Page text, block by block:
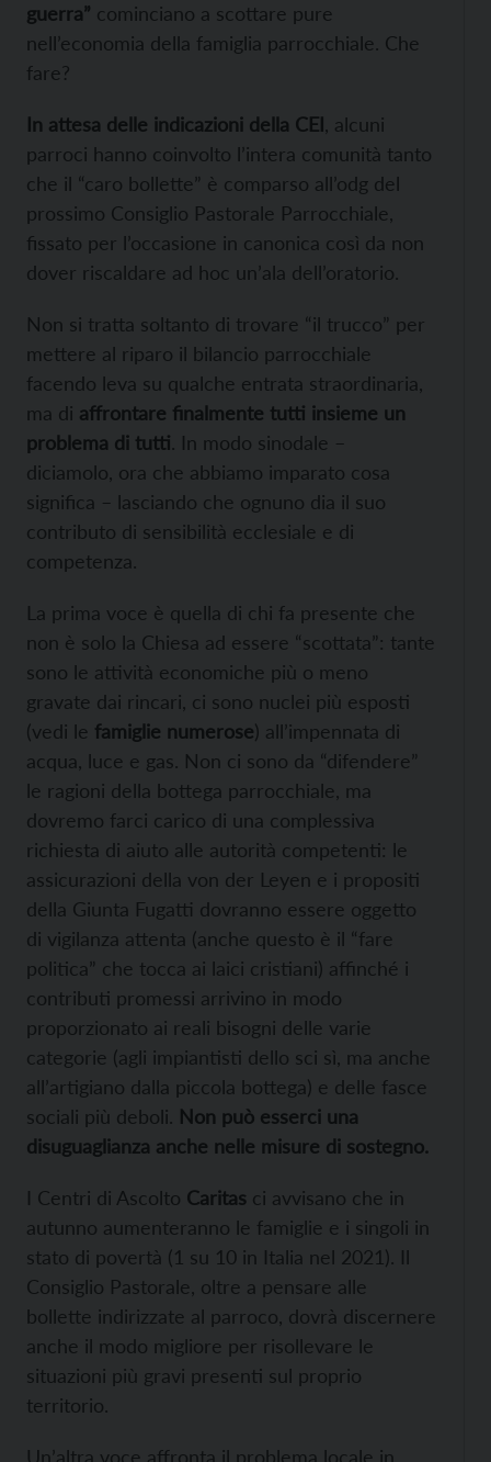
guerra” cominciano a scottare pure
nell’economia della famiglia parrocchiale. Che
fare?
In attesa delle indicazioni della CEI , alcuni
parroci hanno coinvolto l’intera comunità tanto
che il “caro bollette” è comparso all’odg del
prossimo Consiglio Pastorale Parrocchiale,
fissato per l’occasione in canonica così da non
dover riscaldare ad hoc un’ala dell’oratorio.
Non si tratta soltanto di trovare “il trucco” per
mettere al riparo il bilancio parrocchiale
facendo leva su qualche entrata straordinaria,
ma di affrontare finalmente tutti insieme un
problema di tutti. In modo sinodale –
diciamolo, ora che abbiamo imparato cosa
significa – lasciando che ognuno dia il suo
contributo di sensibilità ecclesiale e di
competenza.
La prima voce è quella di chi fa presente che
non è solo la Chiesa ad essere “scottata”: tante
sono le attività economiche più o meno
gravate dai rincari, ci sono nuclei più esposti
(vedi le famiglie numerose) all’impennata di
acqua, luce e gas. Non ci sono da “difendere”
le ragioni della bottega parrocchiale, ma
dovremo farci carico di una complessiva
richiesta di aiuto alle autorità competenti: le
assicurazioni della von der Leyen e i propositi
della Giunta Fugatti dovranno essere oggetto
di vigilanza attenta (anche questo è il “fare
politica” che tocca ai laici cristiani) affinché i
contributi promessi arrivino in modo
proporzionato ai reali bisogni delle varie
categorie (agli impiantisti dello sci sì, ma anche
all’artigiano dalla piccola bottega) e delle fasce
sociali più deboli. Non può esserci una
disuguaglianza anche nelle misure di sostegno.
I Centri di Ascolto Caritas ci avvisano che in
autunno aumenteranno le famiglie e i singoli in
stato di povertà (1 su 10 in Italia nel 2021). Il
Consiglio Pastorale, oltre a pensare alle
bollette indirizzate al parroco, dovrà discernere
anche il modo migliore per risollevare le
situazioni più gravi presenti sul proprio
territorio.
Un’altra voce affronta il problema locale in